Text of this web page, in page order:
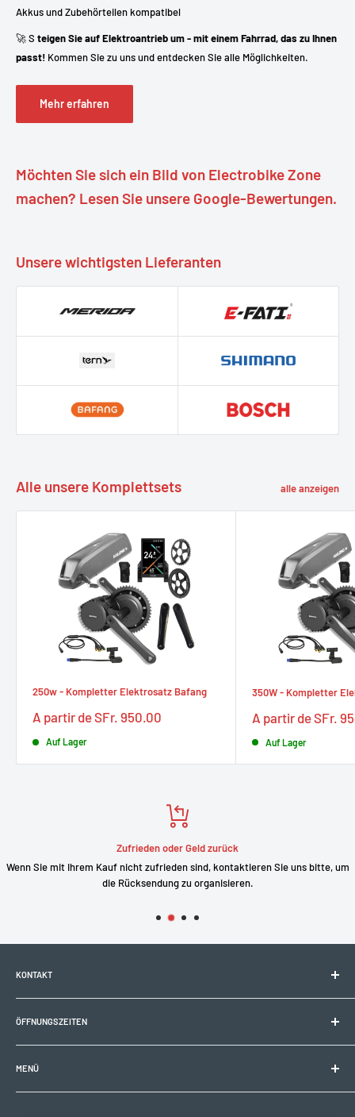
Akkus und Zubehörteilen kompatibel
🚀 S teigen Sie auf Elektroantrieb um - mit einem Fahrrad, das zu Ihnen
passt! Kommen Sie zu uns und entdecken Sie alle Möglichkeiten.
Mehr erfahren
Möchten Sie sich ein Bild von Electrobike Zone
machen? Lesen Sie unsere Google-Bewertungen.
Unsere wichtigsten Lieferanten
Alle unsere Komplettsets alle anzeigen
250w - Kompletter Elektrosatz Bafang
Prix
réduit
A partir de SFr. 950.00
Auf Lager
350W - Kompletter
Prix
réduit
A partir de SFr.
Auf Lager
Zufrieden oder Geld zurück
Wenn Sie mit Ihrem Kauf nicht zufrieden sind, kontaktieren Sie uns bitte, um
die Rücksendung zu organisieren.
KONTAKT
Electrobike Zone Sàrl
Avenue de la Rapille 2
1008 Prilly (VD), Schweiz
+41 21 946 10 30
ÖFFNUNGSZEITEN
🕘 Mo–Fr: 9:00–12:00 Uhr / 14:00–18:30 Uhr
MENÜ
Allgemeine Geschäftsbedingungen und Servicebedingungen